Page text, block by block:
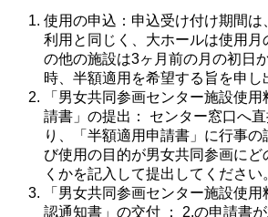
使用の申込：申込受け付け期間は
利用と同じく、大ホールは使用月
の他の施設は3ヶ月前の月の初日
時、半額適用を希望する旨を申し
「男女共同参画センター施設使
請書」の提出： センター窓口へ
り、「半額適用申請書」に行事の
び使用の目的が男女共同参画にど
くかを記入して提出してください
「男女共同参画センター施設使
認通知書」の交付 ： 2.の申請書